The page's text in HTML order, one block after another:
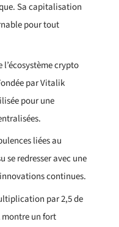
Sa capitalisation
pour tout
crypto
par Vitalik
pour une
liées au
se redresser avec une
continues.
par 2,5 de
montre un fort